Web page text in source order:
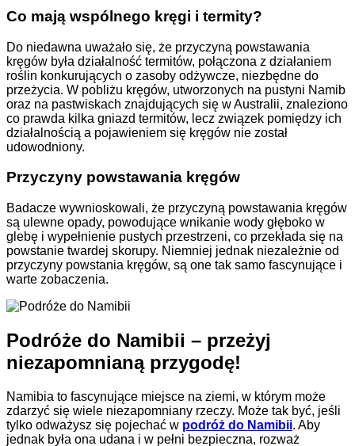
Co mają wspólnego kręgi i termity?
Do niedawna uważało się, że przyczyną powstawania
kręgów była działalność termitów, połączona z działaniem
roślin konkurujących o zasoby odżywcze, niezbędne do
przeżycia. W pobliżu kręgów, utworzonych na pustyni Namib
oraz na pastwiskach znajdujących się w Australii, znaleziono
co prawda kilka gniazd termitów, lecz związek pomiędzy ich
działalnością a pojawieniem się kręgów nie został
udowodniony.
Przyczyny powstawania kręgów
Badacze wywnioskowali, że przyczyną powstawania kręgów
są ulewne opady, powodujące wnikanie wody głęboko w
glebę i wypełnienie pustych przestrzeni, co przekłada się na
powstanie twardej skorupy. Niemniej jednak niezależnie od
przyczyny powstania kręgów, są one tak samo fascynujące i
warte zobaczenia.
Podróże do Namibii – przeżyj
niezapomnianą przygodę!
Namibia to fascynujące miejsce na ziemi, w którym może
zdarzyć się wiele niezapomniany rzeczy. Może tak być, jeśli
tylko odważysz się pojechać w podróż do Namibii. Aby
jednak była ona udana i w pełni bezpieczna, rozważ